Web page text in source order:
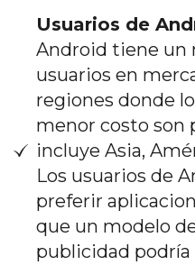
Usuarios de
Android tiene un
usuarios en
regiones donde
menor costo son
incluye Asia,
Los usuarios de
preferir
que un modelo
publicidad